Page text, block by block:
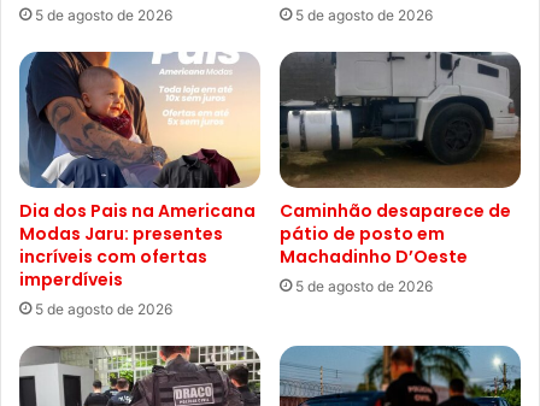
5 de agosto de 2026 5 de agosto de 2026
Dia dos Pais na Americana
Modas Jaru: presentes
incríveis com ofertas
imperdíveis
5 de agosto de 2026
Caminhão desaparece de
pátio de posto em
Machadinho D’Oeste
5 de agosto de 2026